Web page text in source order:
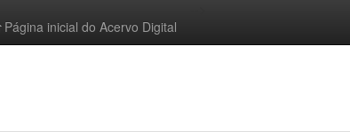
Página inicial do Acervo Digital